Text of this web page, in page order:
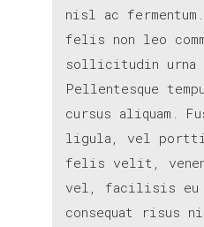
nisl ac
felis non leo
sollicitudin urna
Pellentesque
cursus aliquam.
ligula, vel
felis velit,
vel, facilisis eu
consequat risus